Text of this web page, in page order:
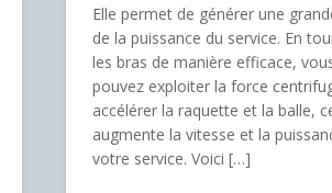
Elle permet de générer une
de la puissance du service. En
les bras de manière efficace,
pouvez exploiter la force
accélérer la raquette et la balle,
augmente la vitesse et la
votre service. Voici […]